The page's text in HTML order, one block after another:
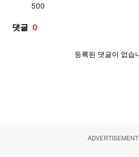
ADVERTISEMENT